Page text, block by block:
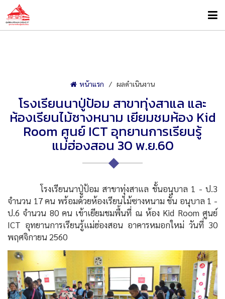
หน้าแรก ผลดำเนินงาน
โรงเรียนนาปู่ป้อม สาขาทุ่งสาแล และ
ห้องเรียนไม้ซางหนาม เยียมชมห้อง Kid
Room ศูนย์ ICT อุทยานการเรียนรู้
แม่ฮ่องสอน 30 พ.ย.60
โรงเรียนนาปู่ป้อม สาขาทุ่งสาแล ชั้นอนุบาล 1 - ป.3
จำนวน 17 คน พร้อมด้วยห้องเรียนไม้ซางหนาม ชั้น อนุบาล 1 -
ป.6 จำนวน 80 คน เข้าเยียมชมพื้นที่ ณ ห้อง Kid Room ศูนย์
ICT อุทยานการเรียนรู้แม่ฮ่องสอน อาคารหมอกใหม่ วันที่ 30
พฤศจิกายน 2560